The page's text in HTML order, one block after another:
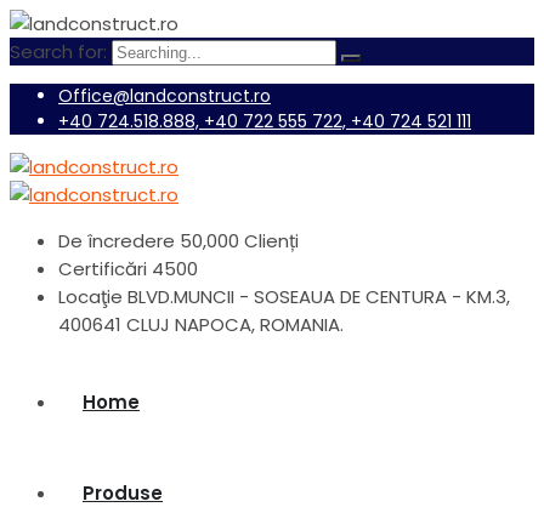
Search for:
Office@landconstruct.ro
+40 724.518.888, +40 722 555 722, +40 724 521 111
De încredere 50,000 Clienți
Certificări 4500
Locaţie BLVD.MUNCII - SOSEAUA DE CENTURA - KM.3,
400641 CLUJ NAPOCA, ROMANIA.
Home
Produse